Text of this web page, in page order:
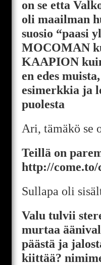
on se etta
oli maailman
suosio “paasi
MOCOMAN
KAAPION
en edes
esimerkkia ja
puolesta
Ari, tämäkö se
Teillä on
http://come.to/
Sullapa oli
Valu tulvii
murtaa
päästä ja
kiittää?